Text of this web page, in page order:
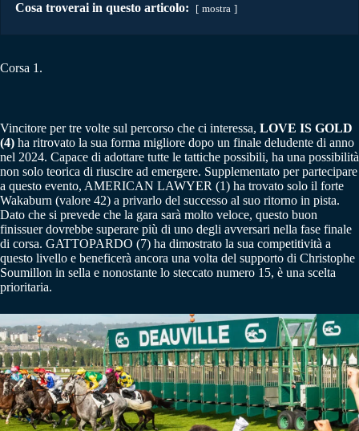
Cosa troverai in questo articolo: mostra
Corsa 1.
Vincitore per tre volte sul percorso che ci interessa, LOVE IS GOLD
(4) ha ritrovato la sua forma migliore dopo un finale deludente di anno
nel 2024. Capace di adottare tutte le tattiche possibili, ha una possibilità
non solo teorica di riuscire ad emergere. Supplementato per partecipare
a questo evento, AMERICAN LAWYER (1) ha trovato solo il forte
Wakaburn (valore 42) a privarlo del successo al suo ritorno in pista.
Dato che si prevede che la gara sarà molto veloce, questo buon
finissuer dovrebbe superare più di uno degli avversari nella fase finale
di corsa. GATTOPARDO (7) ha dimostrato la sua competitività a
questo livello e beneficerà ancora una volta del supporto di Christophe
Soumillon in sella e nonostante lo steccato numero 15, è una scelta
prioritaria.